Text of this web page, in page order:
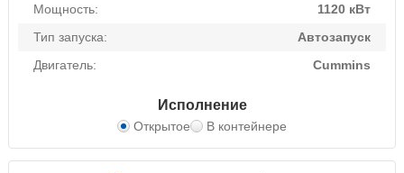
Мощность:
1120 кВт
Тип запуска:
Автозапуск
Двигатель:
Cummins
Исполнение
Открытое В контейнере